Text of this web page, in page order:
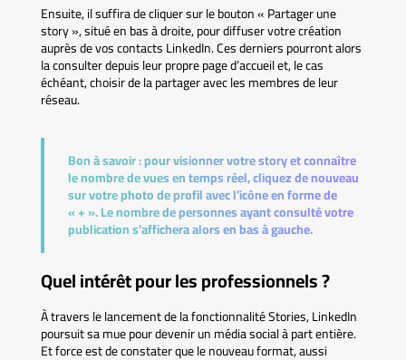
Ensuite, il suffira de cliquer sur le bouton « Partager une
story », situé en bas à droite, pour diffuser votre création
auprès de vos contacts LinkedIn. Ces derniers pourront alors
la consulter depuis leur propre page d’accueil et, le cas
échéant, choisir de la partager avec les membres de leur
réseau.
Bon à savoir :pour visionner votre story et connaître
le nombre de vues en temps réel, cliquez de nouveau
sur votre photo de profil avec l’icône en forme de
« + ». Le nombre de personnes ayant consulté votre
publication s’affichera alors en bas à gauche.
Quel intérêt pour les professionnels ?
À travers le lancement de la fonctionnalité Stories, LinkedIn
poursuit sa mue pour devenir un média social à part entière.
Et force est de constater que le nouveau format, aussi